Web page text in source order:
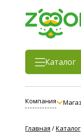
Каталог
Компания
Главная /Каталог